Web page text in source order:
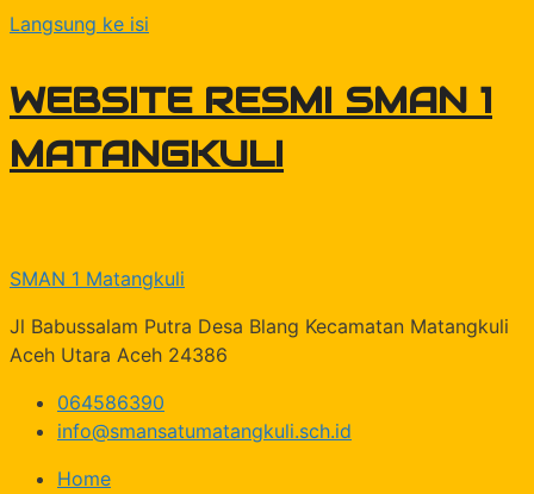
Langsung ke isi
WEBSITE RESMI SMAN 1
MATANGKULI
SMAN 1 Matangkuli
Jl Babussalam Putra Desa Blang Kecamatan Matangkuli
Aceh Utara Aceh 24386
064586390
info@smansatumatangkuli.sch.id
Home